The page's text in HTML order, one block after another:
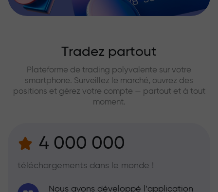
Tradez partout
Plateforme de trading polyvalente sur votre
smartphone. Surveillez le marché, ouvrez des
positions et gérez votre compte — partout et à tout
moment.
4 000 000
téléchargements dans le monde !
Nous avons développé l’application